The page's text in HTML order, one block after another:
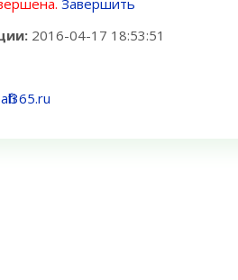
Завершить
2016-04-17 18:53:51